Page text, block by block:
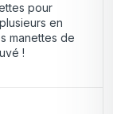
pour
en
manettes de
!